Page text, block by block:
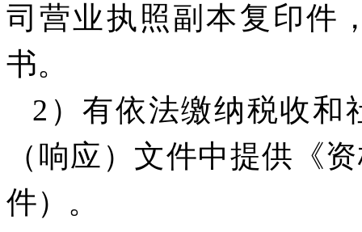
司营业执照副本复印件
书。
2）有依法缴纳税收和
（响应）文件中提供《
件）。